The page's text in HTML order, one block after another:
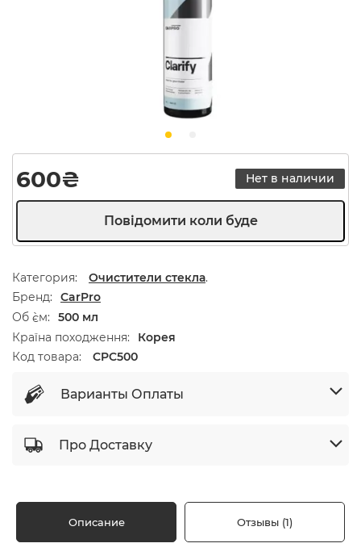
600₴ Нет в наличии
Категория: Очистители стекла.
Бренд
CarPro
Об `єм
500 мл
Країна походження
Корея
Код товара:
CPC500
Варианты Оплаты
Про Доставку
Описание Отзывы (1)